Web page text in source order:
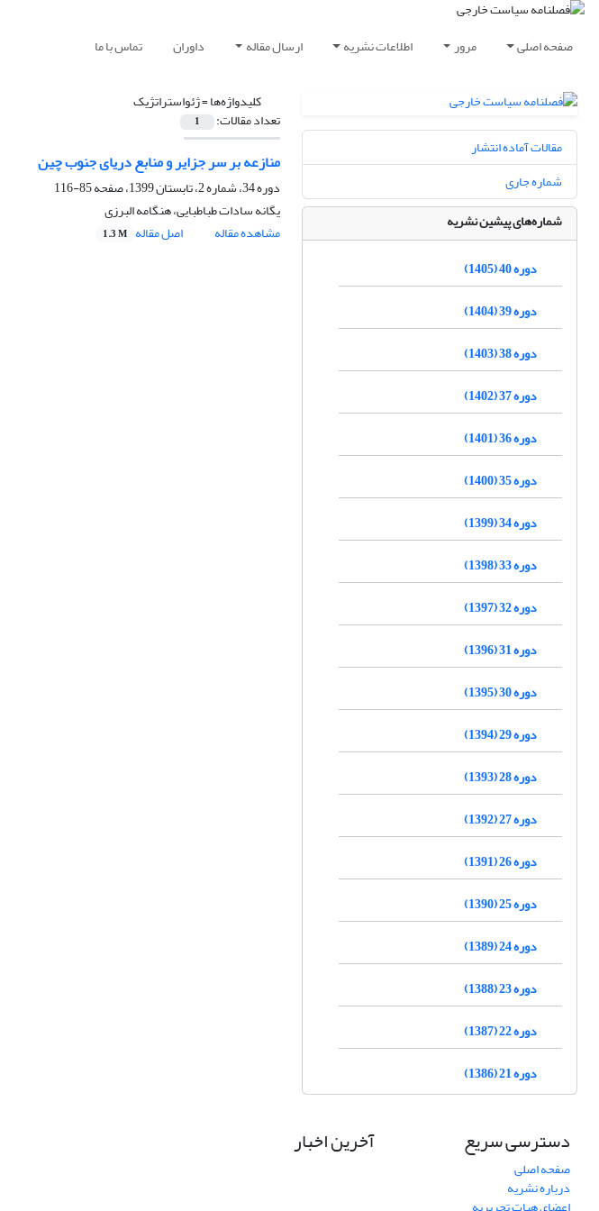
صفحه اصلی مرور اطلاعات نشریه ارسال مقاله داوران تماس با ما
کلیدواژه‌ها =ژئواستراتژیک
تعداد مقالات: 1
منازعه بر سر جزایر و منابع دریای جنوب چین
دوره 34، شماره 2، تابستان 1399، صفحه
85-116
یگانه سادات طباطبایی، هنگامه البرزی
مشاهده مقاله
اصل مقاله 1.3 M
مقالات آماده انتشار
شماره جاری
شماره‌های پیشین نشریه
دوره 40 (1405)
دوره 39 (1404)
دوره 38 (1403)
دوره 37 (1402)
دوره 36 (1401)
دوره 35 (1400)
دوره 34 (1399)
دوره 33 (1398)
دوره 32 (1397)
دوره 31 (1396)
دوره 30 (1395)
دوره 29 (1394)
دوره 28 (1393)
دوره 27 (1392)
دوره 26 (1391)
دوره 25 (1390)
دوره 24 (1389)
دوره 23 (1388)
دوره 22 (1387)
دوره 21 (1386)
دسترسی سریع
صفحه اصلی
درباره نشریه
آخرین اخبار